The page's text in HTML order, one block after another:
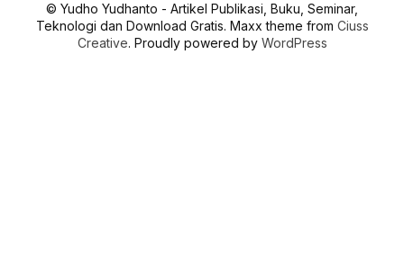
© Yudho Yudhanto - Artikel Publikasi, Buku, Seminar,
Teknologi dan Download Gratis. Maxx theme from Ciuss
Creative. Proudly powered by WordPress